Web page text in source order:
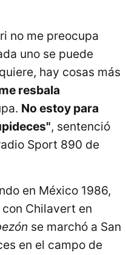
no me preocupa
uno se puede
hay cosas más
resbala
No estoy para
, sentenció
Sport 890 de
en México 1986,
Chilavert en
se marchó a San
en el campo de